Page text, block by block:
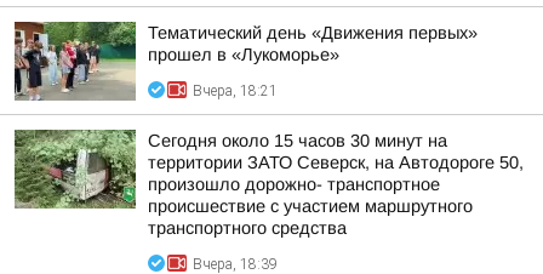
Тематический день «Движения первых»
прошел в «Лукоморье»
Вчера, 18:21
Сегодня около 15 часов 30 минут на
территории ЗАТО Северск, на Автодороге 50,
произошло дорожно- транспортное
происшествие с участием маршрутного
транспортного средства
Вчера, 18:39